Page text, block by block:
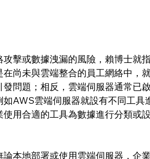
擊或數據洩漏的風險，賴博士就
尚未與雲端整合的員工網絡中，
問題；相反，雲端伺服器通常已
AWS雲端伺服器就設有不同工具
用合適的工具為數據進行分類或
本地部署或使用雲端伺服器，企